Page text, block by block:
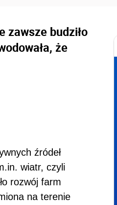
zawsze budziło
że
źródeł
wiatr, czyli
rozwój farm
na terenie